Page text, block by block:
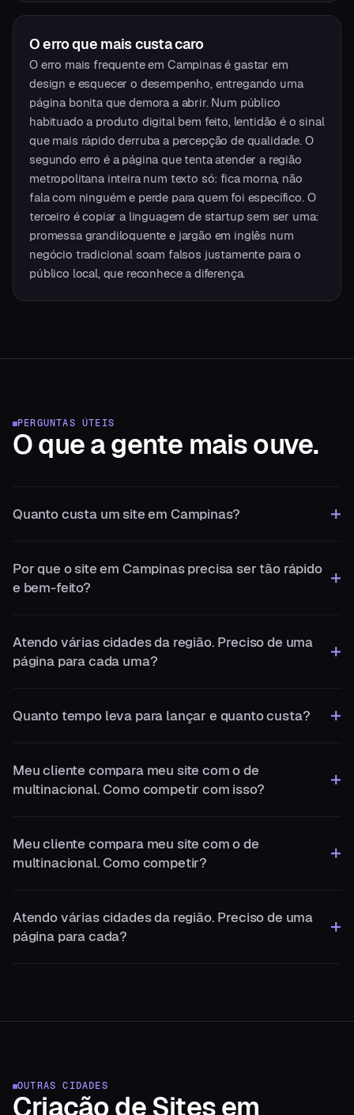
O erro que mais custa caro
O erro mais frequente em Campinas é gastar em
design e esquecer o desempenho, entregando uma
página bonita que demora a abrir. Num público
habituado a produto digital bem feito, lentidão é o sinal
que mais rápido derruba a percepção de qualidade. O
segundo erro é a página que tenta atender a região
metropolitana inteira num texto só: fica morna, não
fala com ninguém e perde para quem foi específico. O
terceiro é copiar a linguagem de startup sem ser uma:
promessa grandiloquente e jargão em inglês num
negócio tradicional soam falsos justamente para o
público local, que reconhece a diferença.
PERGUNTAS ÚTEIS
O que a gente mais ouve.
Quanto custa um site em Campinas?
Por que o site em Campinas precisa ser tão rápido
e bem-feito?
Atendo várias cidades da região. Preciso de uma
página para cada uma?
Quanto tempo leva para lançar e quanto custa?
Meu cliente compara meu site com o de
multinacional. Como competir com isso?
Meu cliente compara meu site com o de
multinacional. Como competir?
Atendo várias cidades da região. Preciso de uma
página para cada?
OUTRAS CIDADES
Criação de Sitesem